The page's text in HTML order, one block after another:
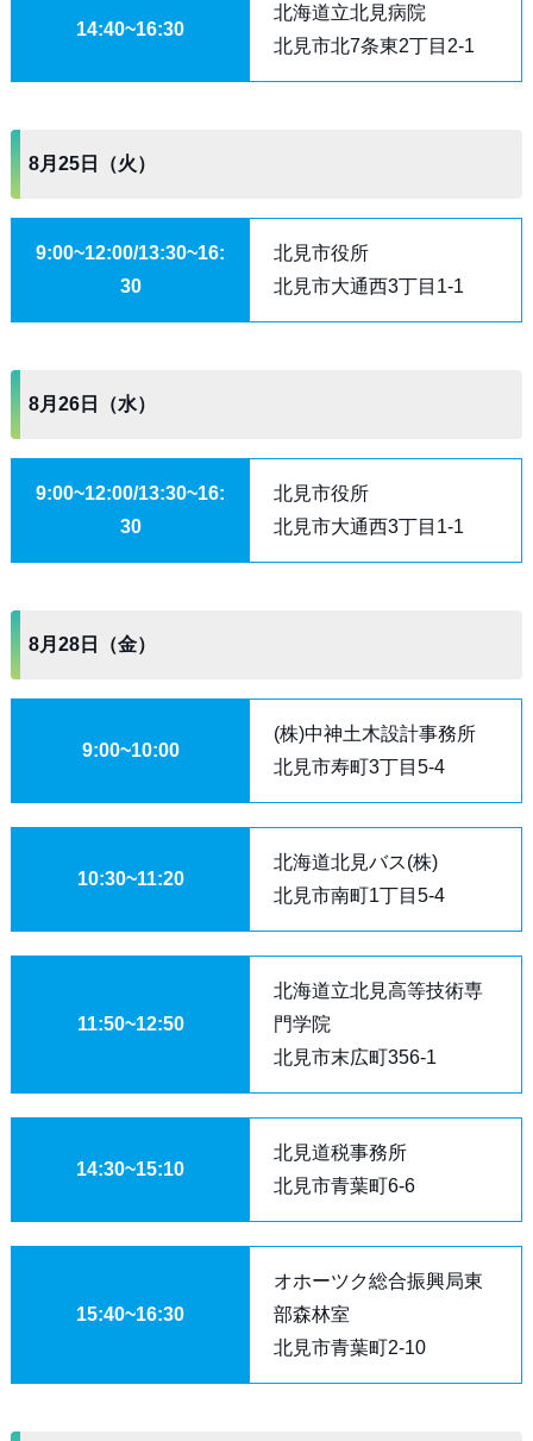
14:40~16:30
北海道立北見病院
北見市北7条東2丁目2-1
8月25日（火）
9:00~12:00/13:30~16:
30
北見市役所
北見市大通西3丁目1-1
8月26日（水）
9:00~12:00/13:30~16:
30
北見市役所
北見市大通西3丁目1-1
8月28日（金）
9:00~10:00
(株)中神土木設計事務所
北見市寿町3丁目5-4
10:30~11:20
北海道北見バス(株)
北見市南町1丁目5-4
11:50~12:50
北海道立北見高等技術専
門学院
北見市末広町356-1
14:30~15:10
北見道税事務所
北見市青葉町6-6
15:40~16:30
オホーツク総合振興局東
部森林室
北見市青葉町2-10